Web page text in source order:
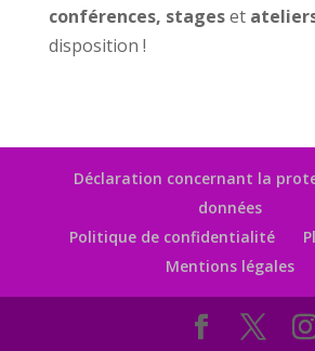
conférences, stageset
disposition !
Déclaration concernant la
données
Politique de confidentialité
Mentions légales